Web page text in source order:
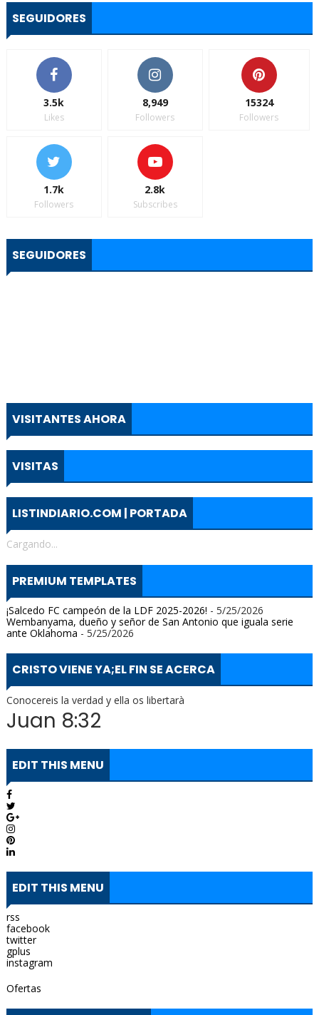
SEGUIDORES
3.5k
Likes
8,949
Followers
15324
Followers
1.7k
Followers
2.8k
Subscribes
SEGUIDORES
VISITANTES AHORA
VISITAS
LISTINDIARIO.COM | PORTADA
Cargando...
PREMIUM TEMPLATES
¡Salcedo FC campeón de la LDF 2025-2026! - 5/25/2026
Wembanyama, dueño y señor de San Antonio que iguala serie
ante Oklahoma - 5/25/2026
CRISTO VIENE YA;EL FIN SE ACERCA
Conocereis la verdad y ella os libertarà
Juan 8:32
EDIT THIS MENU
EDIT THIS MENU
rss
facebook
twitter
gplus
instagram
Ofertas